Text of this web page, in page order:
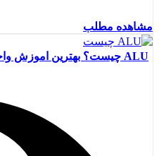
مشاهده مطلب
ALU چیست؟ بهترین اموزش واحد محاسبه و منطق پردازنده